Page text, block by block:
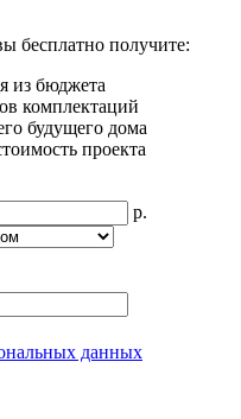
бесплатно получите:
из бюджета
комплектаций
будущего дома
проекта
р.
данных